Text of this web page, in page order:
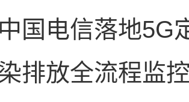
国电信落地5G
排放全流程监